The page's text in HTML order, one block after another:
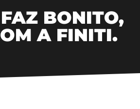
BONITO,
A FINITI.